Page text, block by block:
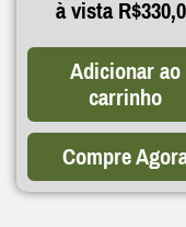
à vistaR$
Adicionar ao
carrinho
Compre